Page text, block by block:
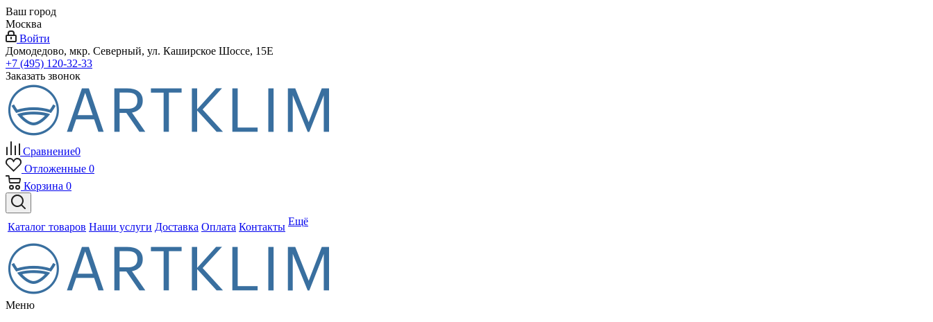
Ваш город
Москва
Войти
Домодедово, мкр. Северный, ул. Каширское Шоссе, 15Е
+7 (495) 120-32-33
Заказать звонок
Сравнение0
Отложенные 0
Корзина 0
Каталог товаров Наши услуги Доставка Оплата Контакты Ещё
Меню